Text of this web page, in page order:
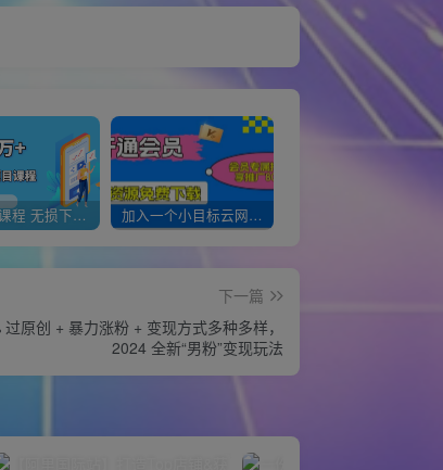
全网VIP课程 无损下载~ 加入一个小目标云网创会员，全站资源免费学习。更可享受推广高达80%分佣！
下一篇
原创 + 暴力涨粉 + 变现方式多种多样，
2024 全新“男粉”变现玩法